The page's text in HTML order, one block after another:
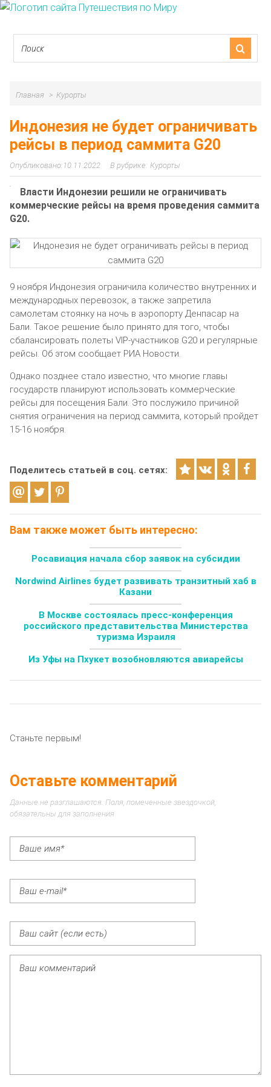
Главная Курорты
Индонезия не будет ограничивать
рейсы в период саммита G20
10.11.2022 Курорты
Власти Индонезии решили не ограничивать
коммерческие рейсы на время проведения саммита
G20.
9 ноября Индонезия ограничила количество внутренних и
международных перевозок, а также запретила
самолетам стоянку на ночь в аэропорту Денпасар на
Бали. Такое решение было принято для того, чтобы
сбалансировать полеты VIP-участников G20 и регулярные
рейсы. Об этом сообщает РИА Новости.
Однако позднее стало известно, что многие главы
государств планируют использовать коммерческие
рейсы для посещения Бали. Это послужило причиной
снятия ограничения на период саммита, который пройдет
15-16 ноября.
Поделитесь статьей в соц. сетях:
Вам также может быть интересно:
Росавиация начала сбор заявок на субсидии
Nordwind Airlines будет развивать транзитный хаб в
Казани
В Москве состоялась пресс-конференция
российского представительства Министерства
туризма Израиля
Из Уфы на Пхукет возобновляются авиарейсы
Станьте первым!
Оставьте комментарий
Данные не разглашаются. Поля, помеченные звездочкой,
обязательны для заполнения